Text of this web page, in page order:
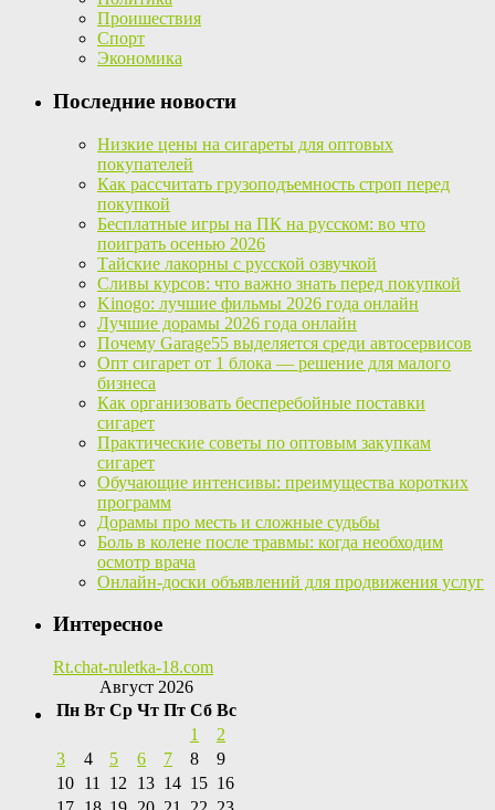
Проишествия
Спорт
Экономика
Последние новости
Низкие цены на сигареты для оптовых
покупателей
Как рассчитать грузоподъемность строп перед
покупкой
Бесплатные игры на ПК на русском: во что
поиграть осенью 2026
Тайские лакорны с русской озвучкой
Сливы курсов: что важно знать перед покупкой
Kinogo: лучшие фильмы 2026 года онлайн
Лучшие дорамы 2026 года онлайн
Почему Garage55 выделяется среди автосервисов
Опт сигарет от 1 блока — решение для малого
бизнеса
Как организовать бесперебойные поставки
сигарет
Практические советы по оптовым закупкам
сигарет
Обучающие интенсивы: преимущества коротких
программ
Дорамы про месть и сложные судьбы
Боль в колене после травмы: когда необходим
осмотр врача
Онлайн-доски объявлений для продвижения услуг
Интересное
Rt.chat-ruletka-18.com
Август 2026
Пн Вт Ср Чт Пт Сб Вс
1
2
3
4 5 6 7 8
9
10 11 12 13 14 15 16